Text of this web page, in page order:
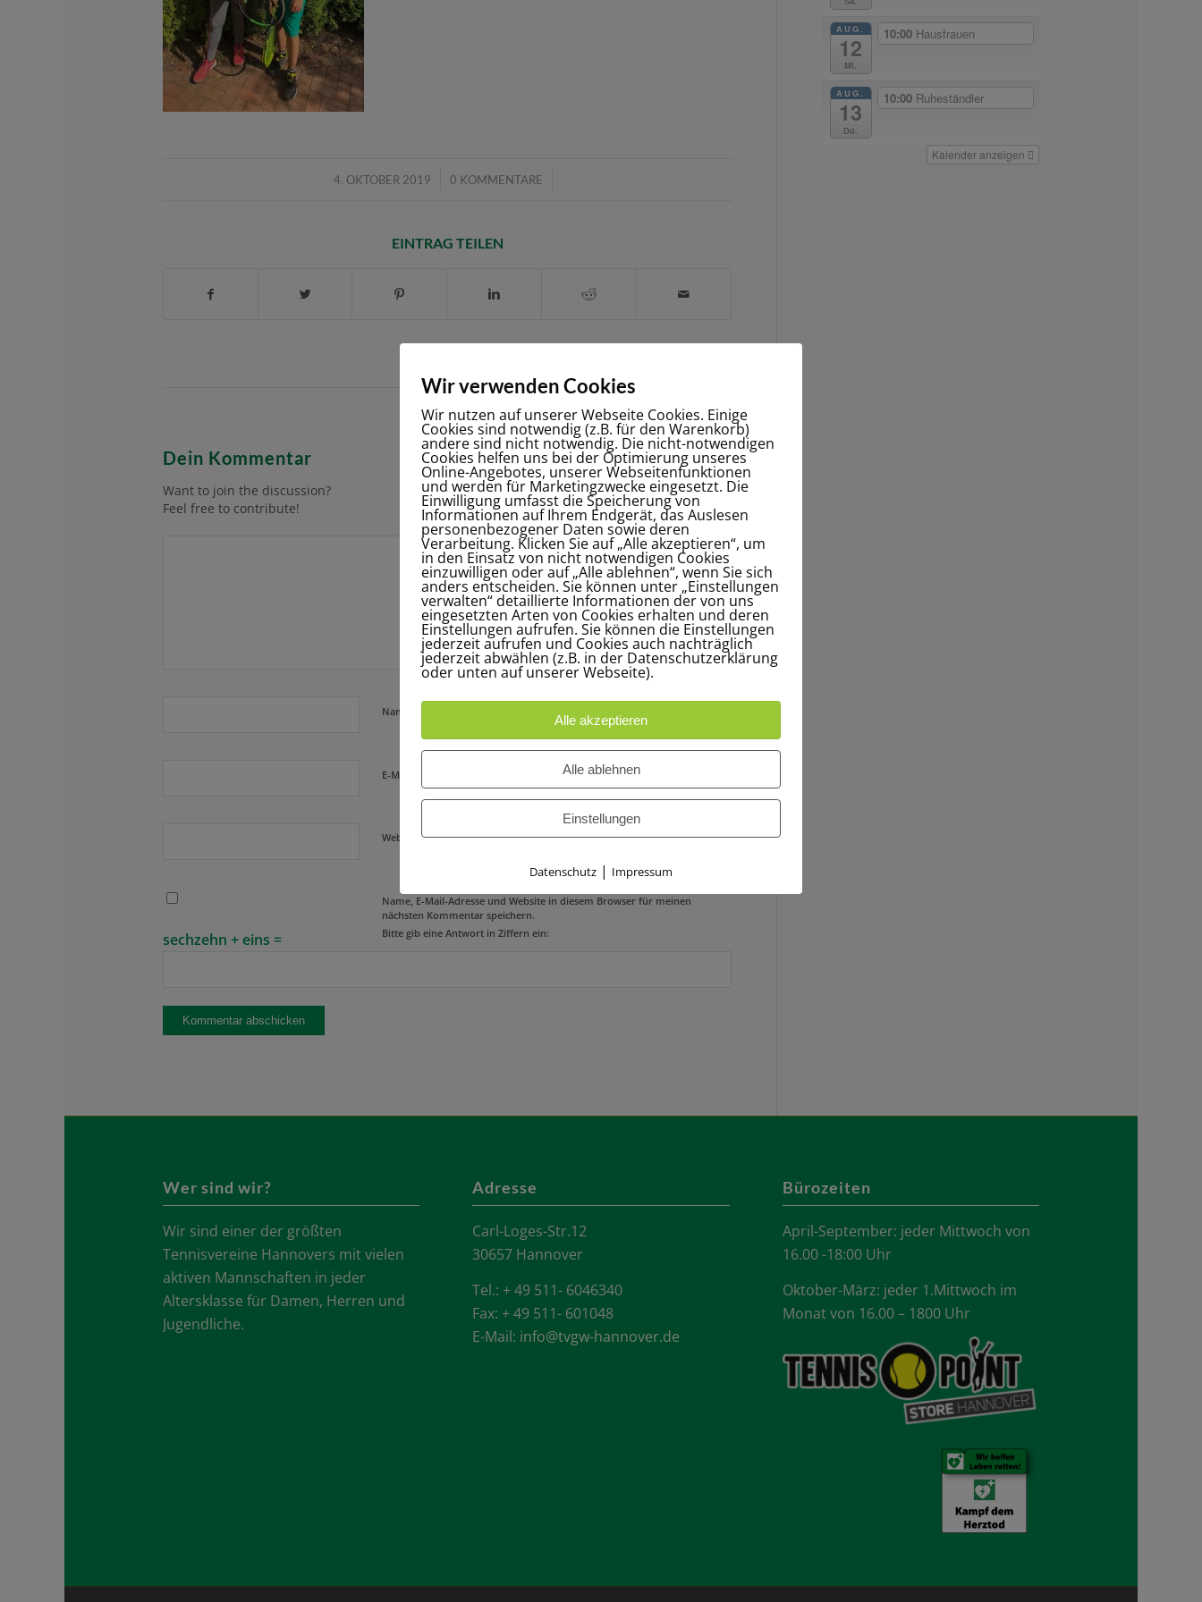
4. OKTOBER 2019
/ 0 KOMMENTARE
/
EINTRAG TEILEN
0
KOMMENTARE
Dein Kommentar
Want to join the discussion?
Feel free to contribute!
Name
E-Mail-Adresse
Website
Name, E-Mail-Adresse und Website in diesem Browser für meinen
nächsten Kommentar speichern.
Bitte gib eine Antwort in Ziffern ein:
sechzehn + eins =
AUG.
12
Mi.
10:00 Hausfrauen
AUG.
13
Do.
10:00 Ruheständler
Kalender anzeigen
Wer sind wir?
Wir sind einer der größten
Tennisvereine Hannovers mit vielen
aktiven Mannschaften in jeder
Altersklasse für Damen, Herren und
Jugendliche.
Adresse
Carl-Loges-Str.12
30657 Hannover
Tel.: + 49 511- 6046340
Fax: + 49 511- 601048
E-Mail: info@tvgw-hannover.de
Bürozeiten
April-September: jeder Mittwoch von
16.00 -18:00 Uhr
Oktober-März: jeder 1.Mittwoch im
Monat von 16.00 – 1800 Uhr
Wir verwenden Cookies
Wir nutzen auf unserer Webseite Cookies. Einige
Cookies sind notwendig (z.B. für den Warenkorb)
andere sind nicht notwendig. Die nicht-notwendigen
Cookies helfen uns bei der Optimierung unseres
Online-Angebotes, unserer Webseitenfunktionen
und werden für Marketingzwecke eingesetzt. Die
Einwilligung umfasst die Speicherung von
Informationen auf Ihrem Endgerät, das Auslesen
personenbezogener Daten sowie deren
Verarbeitung. Klicken Sie auf „Alle akzeptieren“, um
in den Einsatz von nicht notwendigen Cookies
einzuwilligen oder auf „Alle ablehnen“, wenn Sie sich
anders entscheiden. Sie können unter „Einstellungen
verwalten“ detaillierte Informationen der von uns
eingesetzten Arten von Cookies erhalten und deren
Einstellungen aufrufen. Sie können die Einstellungen
jederzeit aufrufen und Cookies auch nachträglich
jederzeit abwählen (z.B. in der Datenschutzerklärung
oder unten auf unserer Webseite).
Alle akzeptieren
Alle ablehnen
Einstellungen
Datenschutz | Impressum